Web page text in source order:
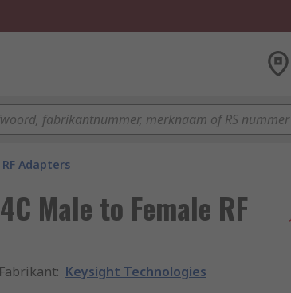
RF Adapters
Male to Female RF
Fabrikant: Keysight Technologies